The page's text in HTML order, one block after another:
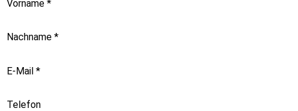
Vorname*
Nachname*
E-Mail*
Telefon